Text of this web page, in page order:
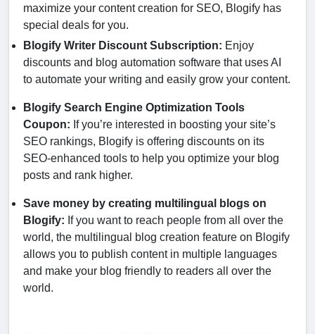
maximize your content creation for SEO, Blogify has
special deals for you.
Blogify Writer Discount Subscription: Enjoy
discounts and blog automation software that uses AI
to automate your writing and easily grow your content.
Blogify Search Engine Optimization Tools
Coupon: If you’re interested in boosting your site’s
SEO rankings, Blogify is offering discounts on its
SEO-enhanced tools to help you optimize your blog
posts and rank higher.
Save money by creating multilingual blogs on
Blogify: If you want to reach people from all over the
world, the multilingual blog creation feature on Blogify
allows you to publish content in multiple languages ​​
and make your blog friendly to readers all over the
world.